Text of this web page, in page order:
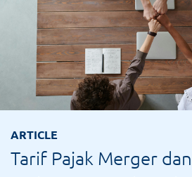
ARTICLE
Tarif Pajak Merger